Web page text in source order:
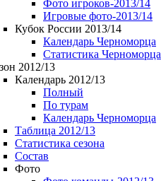
Фото игроков-2013/14
Игровые фото-2013/14
Кубок России 2013/14
Календарь Черноморца
Статистика Черноморца
2012/13
Календарь 2012/13
Полный
По турам
Календарь Черноморца
Таблица 2012/13
Статистика сезона
Состав
Фото